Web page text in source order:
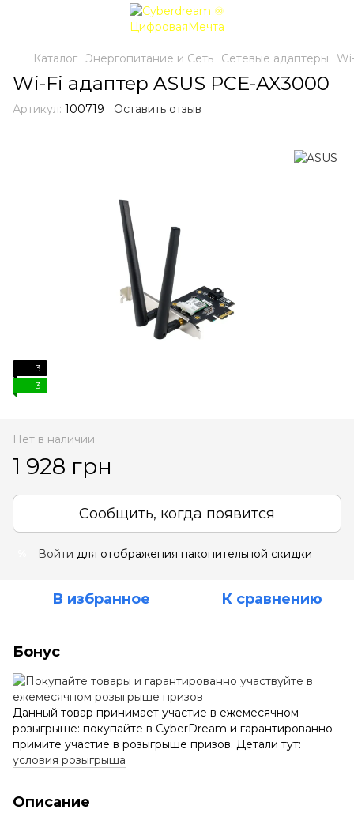
Каталог Энергопитание и Сеть Сетевые адаптеры
Wi-Fi адаптер ASUS PCE-AX3000
Артикул: 100719 Оставить отзыв
3
3
Нет в наличии
1 928 грн
Сообщить, когда появится
Войти для отображения накопительной скидки
В избранное К сравнению
Бонус
Данный товар принимает участие в ежемесячном
розыгрыше: покупайте в CyberDream и гарантированно
примите участие в розыгрыше призов. Детали тут:
условия розыгрыша
Описание